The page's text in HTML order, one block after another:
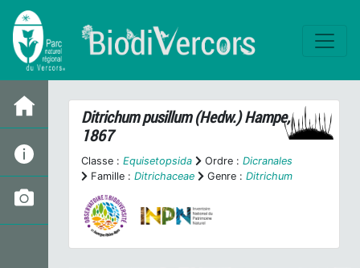
Ditrichum pusillum(Hedw.) Hampe,
1867
Classe : Equisetopsida Ordre : Dicranales
Famille : Ditrichaceae Genre : Ditrichum